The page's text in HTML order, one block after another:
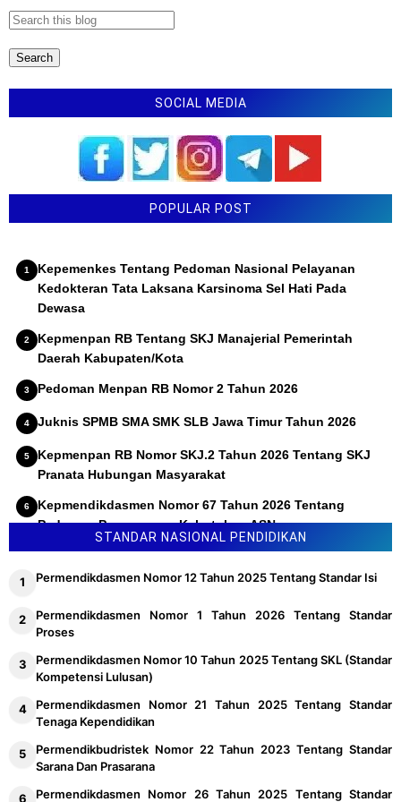
SOCIAL MEDIA
POPULAR POST
Kepemenkes Tentang Pedoman Nasional Pelayanan
Kedokteran Tata Laksana Karsinoma Sel Hati Pada
Dewasa
Kepmenpan RB Tentang SKJ Manajerial Pemerintah
Daerah Kabupaten/Kota
Pedoman Menpan RB Nomor 2 Tahun 2026
Juknis SPMB SMA SMK SLB Jawa Timur Tahun 2026
Kepmenpan RB Nomor SKJ.2 Tahun 2026 Tentang SKJ
Pranata Hubungan Masyarakat
Kepmendikdasmen Nomor 67 Tahun 2026 Tentang
Pedoman Penyusunan Kebutuhan ASN
STANDAR NASIONAL PENDIDIKAN
Permendikdasmen Nomor 12 Tahun 2025 Tentang Standar Isi
Permendikdasmen Nomor 1 Tahun 2026 Tentang Standar
Proses
Permendikdasmen Nomor 10 Tahun 2025 Tentang SKL (Standar
Kompetensi Lulusan)
Permendikdasmen Nomor 21 Tahun 2025 Tentang Standar
Tenaga Kependidikan
Permendikbudristek Nomor 22 Tahun 2023 Tentang Standar
Sarana Dan Prasarana
Permendikdasmen Nomor 26 Tahun 2025 Tentang Standar